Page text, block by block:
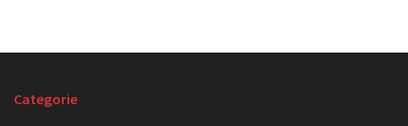
Categorie